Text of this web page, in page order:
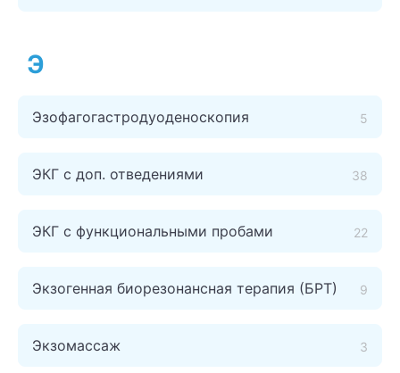
Э
Эзофагогастродуоденоскопия 5
ЭКГ с доп. отведениями 38
ЭКГ с функциональными пробами 22
Экзогенная биорезонансная терапия (БРТ) 9
Экзомассаж 3